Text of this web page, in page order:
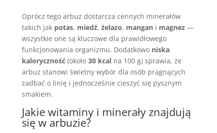
Oprócz tego arbuz dostarcza cennych minerałów
takich jak potas, miedź, żelazo, mangani magnez—
wszystkie one są kluczowe dla prawidłowego
funkcjonowania organizmu. Dodatkowo niska
kaloryczność(około 30 kcalna 100 g) sprawia, że
arbuz stanowi świetny wybór dla osób pragnących
zadbać o linię i jednocześnie cieszyć się pysznym
smakiem.
Jakie witaminy i minerały znajdują
się w arbuzie?